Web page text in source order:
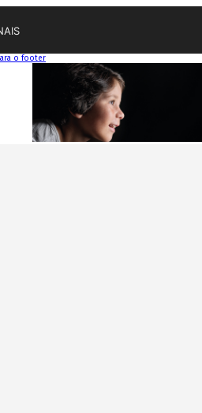
o footer